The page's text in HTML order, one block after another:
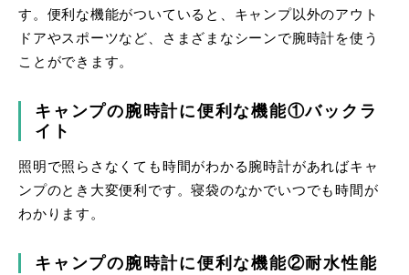
す。便利な機能がついていると、キャンプ以外のアウト
ドアやスポーツなど、さまざまなシーンで腕時計を使う
ことができます。
キャンプの腕時計に便利な機能①バックラ
イト
照明で照らさなくても時間がわかる腕時計があればキャ
ンプのとき大変便利です。寝袋のなかでいつでも時間が
わかります。
キャンプの腕時計に便利な機能②耐水性能